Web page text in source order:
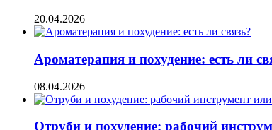
20.04.2026
Ароматерапия и похудение: есть ли
08.04.2026
Отруби и похудение: рабочий